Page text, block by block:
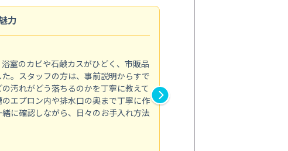
力
室のカビや石鹸カスがひどく、市販品
。スタッフの方は、事前説明からすで
汚れがどう落ちるのかを丁寧に教えて
エプロン内や排水口の奥まで丁寧に作
に確認しながら、日々のお手入れ方法